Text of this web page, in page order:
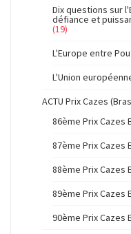
Dix questions sur
défiance et
(19)
L'Europe entre
L'Union
ACTU Prix Cazes
86ème Prix Cazes
87ème Prix Cazes
88ème Prix Cazes
89ème Prix Cazes
90ème Prix Cazes